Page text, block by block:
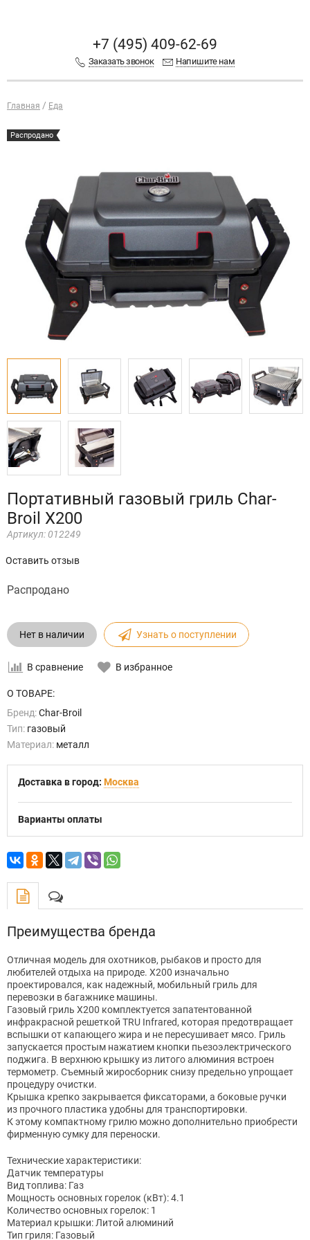
+7 (495) 409-62-69
Заказать звонок Напишите нам
Главная Еда
Распродано
Портативный газовый гриль Char-
Broil X200
Артикул: 012249
Оставить отзыв
Распродано
Нет в наличии Узнать о поступлении
В сравнение В избранное
О ТОВАРЕ:
Бренд:Char-Broil
Тип: газовый
Материал: металл
Доставка в город: Москва
Варианты оплаты
Преимущества бренда
Отличная модель для охотников, рыбаков и просто для
любителей отдыха на природе. X200 изначально
проектировался, как надежный, мобильный гриль для
перевозки в багажнике машины.
Газовый гриль Х200 комплектуется запатентованной
инфракрасной решеткой TRU Infrared, которая предотвращает
вспышки от капающего жира и не пересушивает мясо. Гриль
запускается простым нажатием кнопки пьезоэлектрического
поджига. В верхнюю крышку из литого алюминия встроен
термометр. Съемный жиросборник снизу предельно упрощает
процедуру очистки.
Крышка крепко закрывается фиксаторами, а боковые ручки
из прочного пластика удобны для транспортировки.
К этому компактному грилю можно дополнительно приобрести
фирменную сумку для переноски.
Технические характеристики:
Датчик температуры
Вид топлива: Газ
Мощность основных горелок (кВт): 4.1
Количество основных горелок: 1
Материал крышки: Литой алюминий
Тип гриля: Газовый